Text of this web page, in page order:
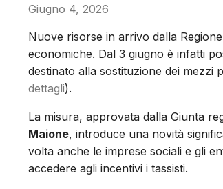
Giugno 4, 2026
Nuove risorse in arrivo dalla
economiche. Dal 3 giugno è infatti
destinato alla sostituzione dei mezzi
dettagli).
La misura, approvata dalla Giunta
Maione, introduce una novità
volta anche le imprese sociali e gli
accedere agli incentivi i tassisti.